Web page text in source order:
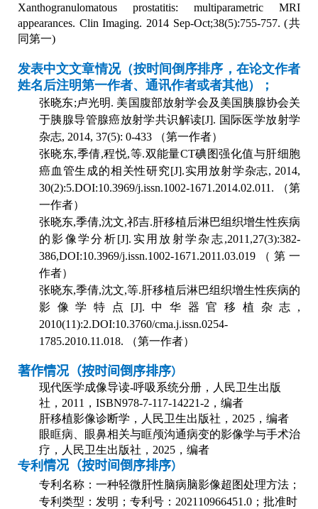
Xanthogranulomatous prostatitis: multiparametric MRI
appearances. Clin Imaging. 2014 Sep-Oct;38(5):755-757. (共
同第一)
发表中文文章情况（按时间倒序排序，在论文作者
姓名后注明第一作者、通讯作者或者其他）；
张晓东;卢光明. 美国腹部放射学会及美国胰腺协会关
于胰腺导管腺癌放射学共识解读[J]. 国际医学放射学
杂志, 2014, 37(5): 0-433
（第一作者）
张晓东,季倩,程悦,等.双能量CT碘图强化值与肝细胞
癌血管生成的相关性研究[J].实用放射学杂志, 2014,
30(2):5.DOI:10.3969/j.issn.1002-1671.2014.02.011.
（第
一作者）
张晓东,季倩,沈文,祁吉.肝移植后淋巴组织增生性疾病
的影像学分析[J]. 实用放射学杂志,2011,27(3):382-
386,DOI:10.3969/j.issn.1002-1671.2011.03.019 （第一
作者）
张晓东,季倩,沈文,等.肝移植后淋巴组织增生性疾病的
影像学特点 [J]. 中华器官移植杂志 ,
2010(11):2.DOI:10.3760/cma.j.issn.0254-
1785.2010.11.018.
（第一作者）
著作情况（按时间倒序排序）
现代医学成像导读-呼吸系统分册，人民卫生出版
社， 2011 ， ISBN978-7-117-14221-2 ，编者
肝移植影像诊断学，人民卫生出版社， 2025 ，编者
眼眶病、眼鼻相关与眶颅沟通病变的影像学与手术治
疗，人民卫生出版社， 2025 ，编者
专利 情况（按时间倒序排序）
专利名称：一种轻微肝性脑病脑影像超图处理方法；
专利类型：发明；专利号： 202110966451.0 ；批准时